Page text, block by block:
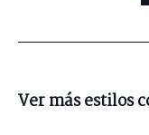
Ver más estilos